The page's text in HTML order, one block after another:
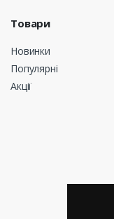
Товари
Новинки
Популярні
Акції